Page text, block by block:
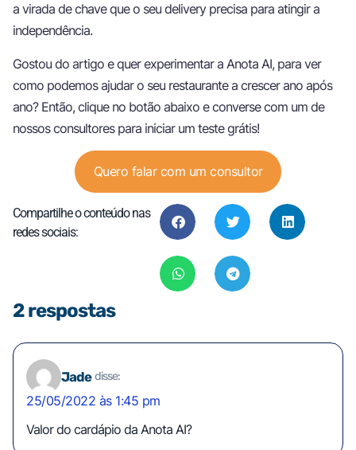
a virada de chave que o seu delivery precisa para atingir a
independência.
Gostou do artigo e quer experimentar a Anota AI, para ver
como podemos ajudar o seu restaurante a crescer ano após
ano? Então, clique no botão abaixo e converse com um de
nossos consultores para iniciar um teste grátis!
Quero falar com um consultor
Compartilhe o conteúdo nas
redes sociais:
2 respostas
Jade disse:
25/05/2022 às 1:45 pm
Valor do cardápio da Anota AI?